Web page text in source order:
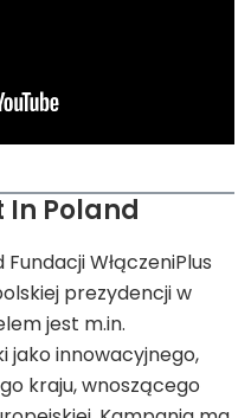
In Poland
WłączeniPlus
prezydencji w
jest m.in.
jako innowacyjnego,
kraju, wnoszącego